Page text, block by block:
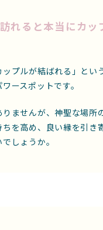
れると本当にカッ
プルが結ばれる」とい
ースポットです。
ませんが、神聖な場所
を高め、良い縁を引き
しょうか。